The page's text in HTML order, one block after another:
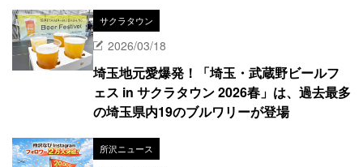
サクラタウン
2026/03/18
埼玉地元愛爆発！「埼玉・武蔵野ビールフ
ェス in サクラタウン 2026春」は、過去最多
の埼玉県内19のブルワリーが登場
所沢ニュース